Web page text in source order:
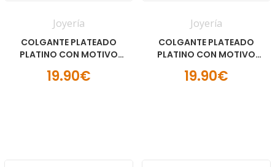
Joyería
COLGANTE PLATEADO
PLATINO CON MOTIVO
19.90€
Joyería
COLGANTE PLATEADO
PLATINO CON MOTIVO
19.90€